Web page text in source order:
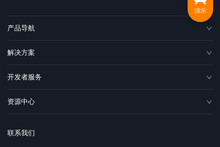
产品导航
解决方案
开发者服务
资源中心
联系我们
演示